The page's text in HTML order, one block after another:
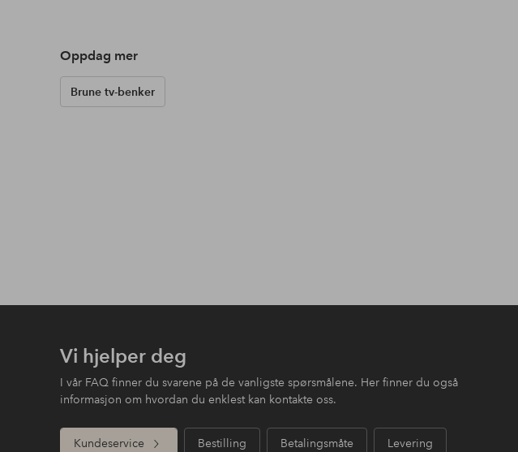
Oppdag mer
Brune tv-benker
Vi hjelper deg
I vår FAQ finner du svarene på de vanligste spørsmålene. Her finner du også
informasjon om hvordan du enklest kan kontakte oss.
Kundeservice Bestilling Betalingsmåte Levering